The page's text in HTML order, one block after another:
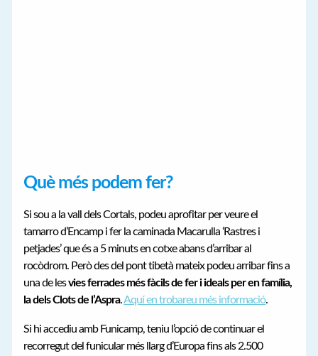
Què més podem fer?
Si sou a la vall dels Cortals, podeu aprofitar per veure el
tamarro d’Encamp i fer la caminada Macarulla ‘Rastres i
petjades’ que és a 5 minuts en cotxe abans d’arribar al
rocòdrom. Però des del pont tibetà mateix podeu arribar fins a
una de lesvies ferrades més fàcils de fer i ideals per en família,
la dels Clots de l’Aspra.Aquí en trobareu més informació.
Si hi accediu amb Funicamp, teniu l’opció de continuar el
recorregut del funicular més llarg d’Europa fins als 2.500